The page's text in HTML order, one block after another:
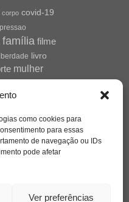
como cookies para
para essas
de navegação ou IDs
pode afetar
Ver preferências
corpo covid-19
família filme
liberdade livro
mulher
SUS